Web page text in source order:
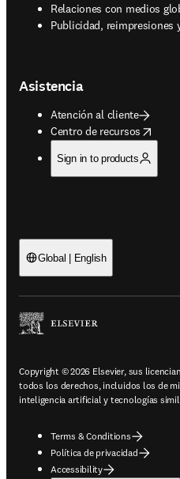
Relaciones con medios
Publicidad, reimpresiones
opens in new tab/window
Asistencia
Atención al cliente
Centro de recursos
opens in new tab/window
Sign in to products
Global | English
Copyright © 2026 Elsevier, sus
todos los derechos, incluidos los de
inteligencia artificial y tecnologías
Terms & Conditions
Política de privacidad
Accessibility